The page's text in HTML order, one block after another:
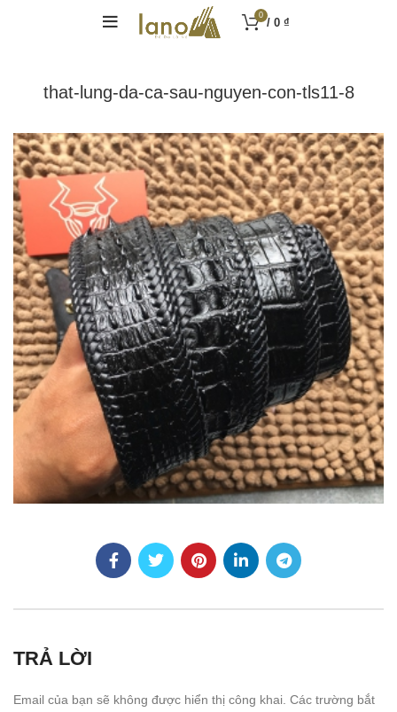
0
/ 0 ₫
that-lung-da-ca-sau-nguyen-con-tls11-8
TRẢ LỜI
Email của bạn sẽ không được hiển thị công khai. Các trường bắt